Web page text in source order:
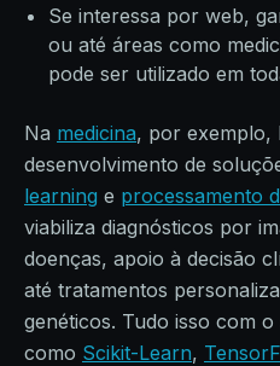
Se interessa por web,
ou até áreas como
pode ser utilizado em
Na medicina, por exemplo,
desenvolvimento de
learning e processamento
viabiliza diagnósticos por
doenças, apoio à decisão
até tratamentos
genéticos. Tudo isso com
como Scikit-Learn,